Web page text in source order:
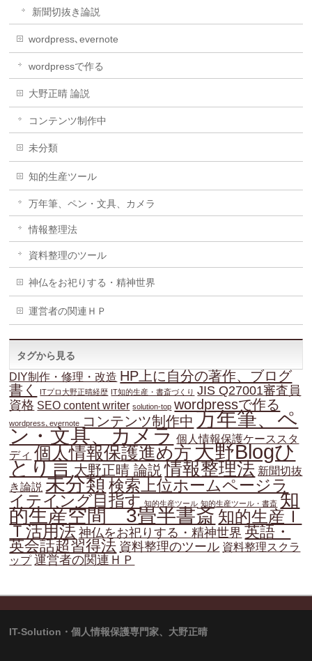
新聞切抜き論説
wordpress､evernote
wordpressで作る
大野正晴 論説
コンテンツ制作中
未分類
知的生産ツール
万年筆、ペン・文具、カメラ
情報整理法
資料整理のツール
神仏をお祀りする・精神世界
運営者の関連ＨＰ
タグから見る
DIY制作・修理・改造 HP上に自分の著作、ブログ
書く
ITプロ大野正晴経歴 IT知的生産・書斎づくり JIS Q27001審査員
資格 SEO content writer solution-top wordpressで作る
wordpress､evernote コンテンツ制作中 万年筆、ペ
ン・文具、カメラ 個人情報保護ケーススタ
ディ 個人情報保護進め方大野Blogひ
とり言 大野正晴 論説 情報整理法 新聞切抜
き論説 未分類検索上位ホームページラ
イテイング目指す 知的生産ツール 知的生産ツール・書斎 知
的生産空間 3畳半書斎 知的生産Ｉ
Ｔ活用法神仏をお祀りする・精神世界 英語・
英会話超習得法 資料整理のツール 資料整理スクラ
ップ 運営者の関連ＨＰ
IT-Solution・個人情報保護専門家、大野正晴